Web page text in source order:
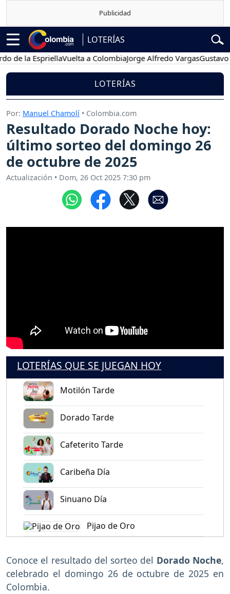
LOTERÍAS
la EspriellaVuelta a ColombiaJorge Alfredo VargasGustavo Petro
LOTERÍAS
Por: Manuel Chamolí • Colombia.com
Resultado Dorado Noche hoy:
último sorteo del domingo 26
de octubre de 2025
Actualización • Dom, 26 Oct 2025 7:30 pm
LOTERÍAS QUE SE JUEGAN HOY
Motilón Tarde
Dorado Tarde
Cafeterito Tarde
Caribeña Día
Sinuano Día
Pijao de Oro
Conoce el resultado del sorteo del Dorado Noche,
celebrado el domingo 26 de octubre de 2025 en
Colombia.